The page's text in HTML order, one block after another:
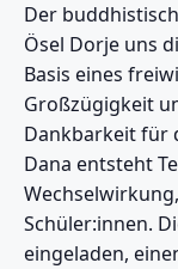
Der
Ösel Dorje uns
Basis eines
Großzügigkeit
Dankbarkeit für
Dana entsteht
Schüler:innen.
eingeladen,